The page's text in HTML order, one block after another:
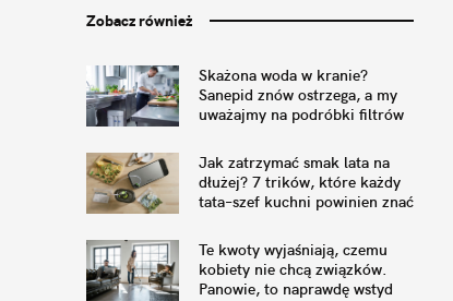
Zobacz również
Skażona woda w kranie?
Sanepid znów ostrzega, a my
uważajmy na podróbki filtrów
Jak zatrzymać smak lata na
dłużej? 7 trików, które każdy
tata–szef kuchni powinien znać
Te kwoty wyjaśniają, czemu
kobiety nie chcą związków.
Panowie, to naprawdę wstyd